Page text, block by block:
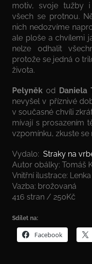
motiv, svoje tužby
všech se protnou.
nich nedozvíme
ale ploše a chvílemi
nelze odhalit
protože se jedná o
života.
Pelyněk od Daniela
nevyšel v příznivé
v současné chvíli
mívají s prosazením
vzpomínku, zkuste
Vydalo: Straky na
Autor obálky: Tomáš
Vnitřní ilustrace:
Vazba: brožovaná
416 stran / 250Kč
Sdílet na:
Facebook